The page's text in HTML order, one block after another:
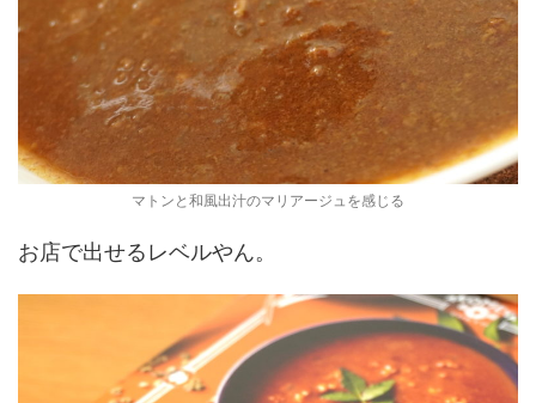
マトンと和風出汁のマリアージュを感じる
お店で出せるレベルやん。